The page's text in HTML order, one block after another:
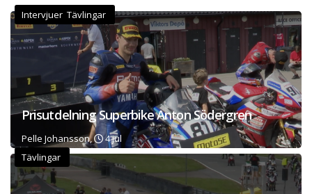
Intervjuer Tävlingar
Prisutdelning Superbike Anton Södergren
Pelle Johansson,
4 jul
Tävlingar